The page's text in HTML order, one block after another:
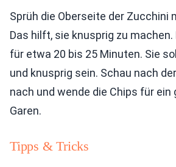
Sprüh die Oberseite der Zucchini
Das hilft, sie knusprig zu machen.
für etwa 20 bis 25 Minuten. Sie
und knusprig sein. Schau nach
nach und wende die Chips für ein
Garen.
Tipps & Tricks